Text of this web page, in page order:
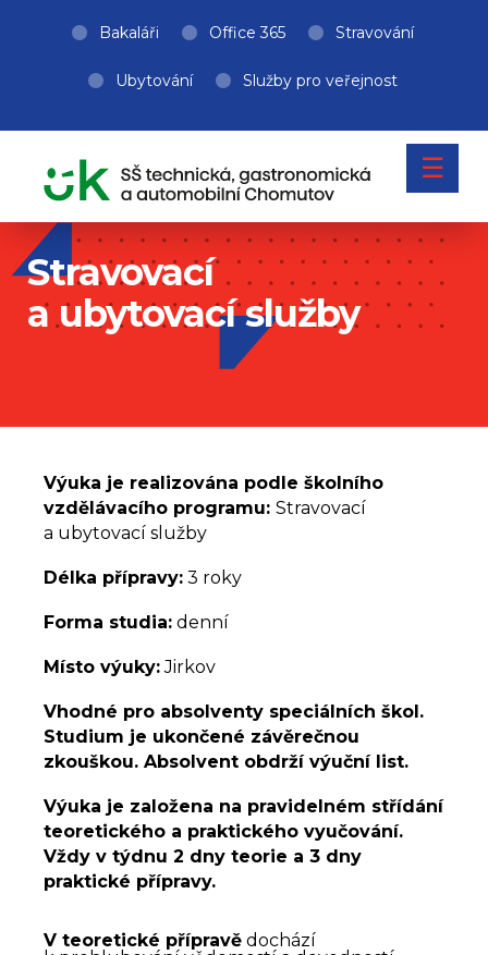
Bakaláři Office 365 Stravování
Ubytování Služby pro veřejnost
☰
Stravovací
a ubytovací služby
Výuka je realizována podle školního
vzdělávacího programu: Stravovací
a ubytovací služby
Délka přípravy: 3 roky
Forma studia: denní
Místo výuky:Jirkov
Vhodné pro absolventy speciálních škol.
Studium je ukončené závěrečnou
zkouškou. Absolvent obdrží výuční list.
Výuka je založena na pravidelném střídání
teoretického a praktického vyučování.
Vždy v týdnu 2 dny teorie a 3 dny
praktické přípravy.
V teoretické přípravě dochází